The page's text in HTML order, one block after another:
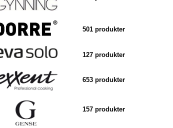
501 produkter
127 produkter
653 produkter
157 produkter